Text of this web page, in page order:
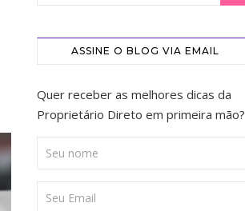
ASSINE O BLOG VIA EMAIL
Quer receber as melhores dicas da
Proprietário Direto em primeira mão?